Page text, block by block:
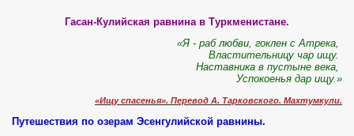
Гасан-Кулийская равнина в Туркменистане.
«Я - раб любви, гоклен с Атрека,
Властительницу чар ищу.
Наставника в пустыне века,
Успокоенья дар ищу.»
«Ищу спасенья». Перевод А. Тарковского. Махтумкули.
Путешествия по озерам Эсенгулийской равнины.